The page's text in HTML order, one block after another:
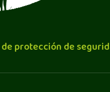
protección de